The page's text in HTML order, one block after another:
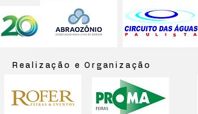
Realização e Organização